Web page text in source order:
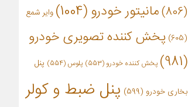
(806)
مانیتور خودرو(1004)
وایر شمع
(605)
پخش کننده تصویری خودرو
(981)
پخش کننده خودرو(553) پلوس(554) پنل
بخاری خودرو (599)
پنل ضبط و کولر